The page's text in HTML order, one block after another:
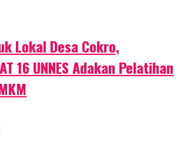
Lokal Desa Cokro,
16 UNNES Adakan Pelatihan